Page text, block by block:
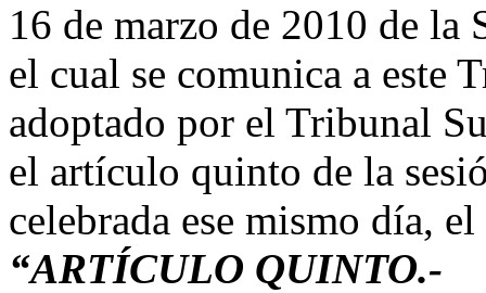
16 de marzo de 2010 de la
el cual se comunica a este
adoptado por el Tribunal
el artículo quinto de la
celebrada ese mismo día,
“ARTÍCULO QUINTO.-